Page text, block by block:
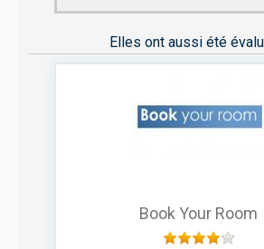
Elles ont aussi été
Book Your Room